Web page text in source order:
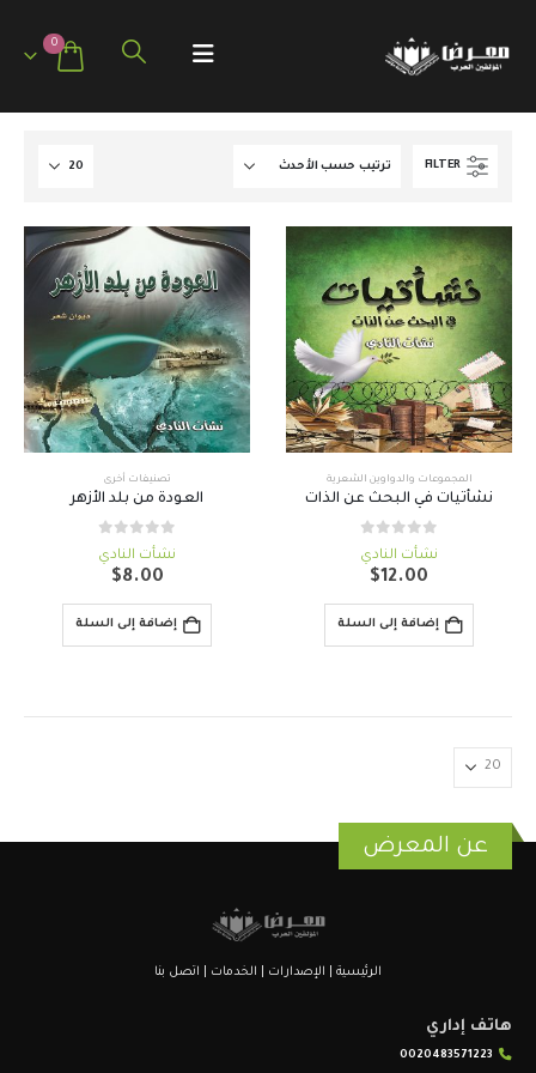
0
FILTER
المجموعات والدواوين الشعرية
نشأتيات في البحث عن الذات
out of 5
نشأت النادي
$12.00
إضافة إلى السلة
تصنيفات أخرى
العودة من بلد الأزهر
out of 5
نشأت النادي
$8.00
إضافة إلى السلة
عن المعرض
الرئيسية الإصدارات الخدمات اتصل بنا
هاتف إداري
0020483571223